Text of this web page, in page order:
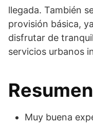
llegada. También
provisión básica,
disfrutar de
servicios urbanos
Muy buena